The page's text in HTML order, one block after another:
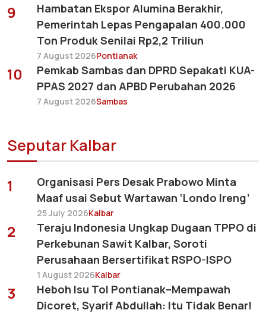
9
Hambatan Ekspor Alumina Berakhir,
Pemerintah Lepas Pengapalan 400.000
Ton Produk Senilai Rp2,2 Triliun
7 August 2026Pontianak
10
Pemkab Sambas dan DPRD Sepakati KUA-
PPAS 2027 dan APBD Perubahan 2026
7 August 2026Sambas
Seputar Kalbar
1
Organisasi Pers Desak Prabowo Minta
Maaf usai Sebut Wartawan ‘Londo Ireng’
25 July 2026Kalbar
2
Teraju Indonesia Ungkap Dugaan TPPO di
Perkebunan Sawit Kalbar, Soroti
Perusahaan Bersertifikat RSPO-ISPO
1 August 2026Kalbar
3
Heboh Isu Tol Pontianak–Mempawah
Dicoret, Syarif Abdullah: Itu Tidak Benar!